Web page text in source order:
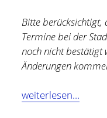
Holger Modler
HMI-Design,
Bitte berücksichtigt,
Termine bei der
noch nicht bestätigt
Änderungen
weiterlesen…